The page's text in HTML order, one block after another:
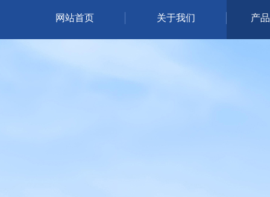
网站首页 关于我们 产